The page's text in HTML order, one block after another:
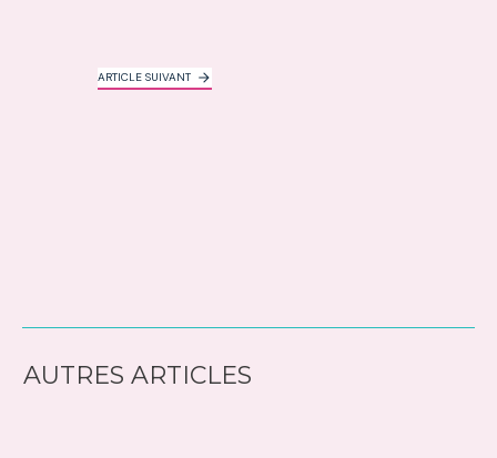
ARTICLE SUIVANT
AUTRES ARTICLES